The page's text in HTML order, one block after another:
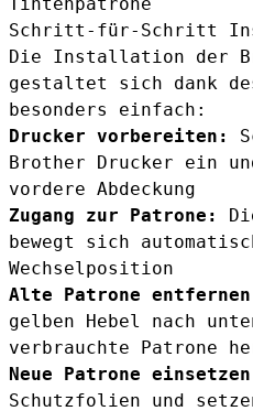
Schritt-für-Schritt
Die Installation der
gestaltet sich dank
besonders einfach:
Drucker vorbereiten:
Brother Drucker ein
vordere Abdeckung
Zugang zur Patrone:
bewegt sich
Wechselposition
Alte Patrone
gelben Hebel nach
verbrauchte Patrone
Neue Patrone
Schutzfolien und